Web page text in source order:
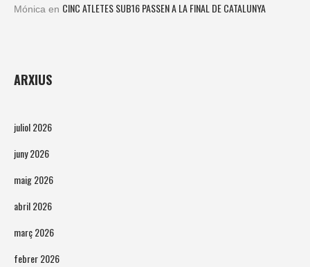
Mónica en CINC ATLETES SUB16 PASSEN A LA FINAL DE CATALUNYA
ARXIUS
juliol 2026
juny 2026
maig 2026
abril 2026
març 2026
febrer 2026